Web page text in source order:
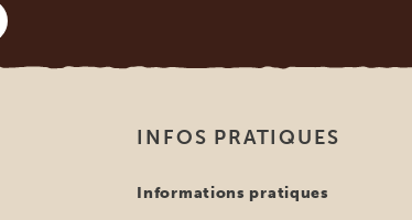
INFOS PRATIQUES
Informations pratiques